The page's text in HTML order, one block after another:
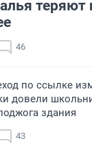
теряют
46
по ссылке
довели
здания
43